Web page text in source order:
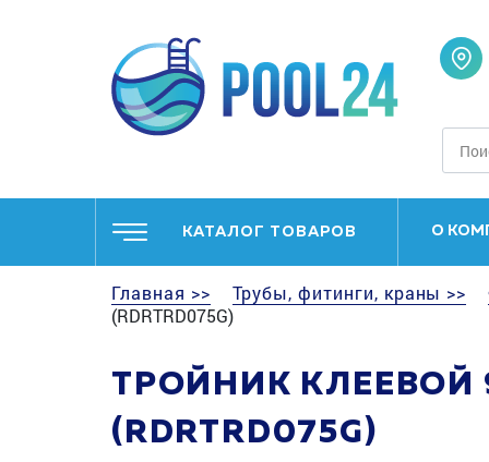
КАТАЛОГ ТОВАРОВ О
Главная >> Трубы, фитинги, краны >>
(RDRTRD075G)
ТРОЙНИК КЛЕЕВОЙ
(RDRTRD075G)